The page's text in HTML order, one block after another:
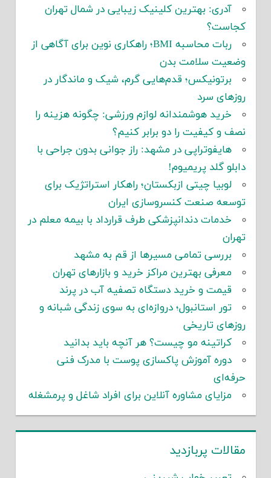
آدری: بهترین کلینیک زیبایی در شمال تهران
کجاست؟
ربات محاسبه BMI؛ راهکاری نوین برای آگاهی از
وضعیت سلامت بدن
برتونیکس؛ قدم‌هایی گرم، شیک و ماندگار در
روزهای سرد
خرید هوشمندانه لوازم ورزشی: چگونه هزینه را
نصف و کیفیت را دو برابر کنیم؟
هایفوتراپی در مشهد: راز جوانی بدون جراحی با
دابلو گلد پریمیوم!
لوبیا چیتی ازبکستان؛ راهکار استراتژیک برای
توسعه صنعت کنسروسازی ایران
خدمات دندانپزشکی طرف قرارداد با بیمه معلم در
تهران
بررسی تمامی مسیرها از قم به مشهد
معرفی بهترین مراکز خرید و بازارهای تهران
قیمت و خرید دستگاه تصفیه آب در پرند
تور استانبول؛ دروازه‌ای به سوی زندگی شبانه و
روزهای تاریخی
کراتینه مو چیست؟ هر آنچه باید بدانید
دوره آموزش پاکسازی پوست با مدرک فنی
حرفه‌ای
مزایای مشاوره آنلاین برای افراد شاغل و پرمشغله
مقالات پربازدید